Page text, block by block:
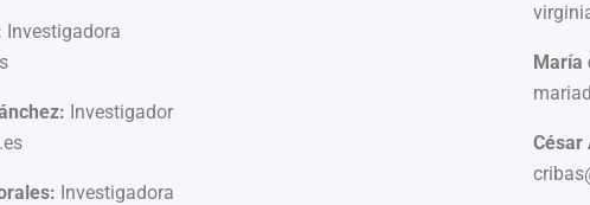
Investigadora
Investigador
Investigadora
María
César